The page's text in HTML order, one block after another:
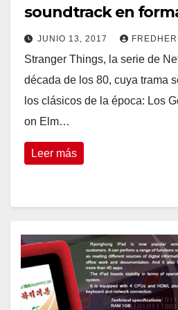
soundtrack en
JUNIO 13, 2017
Stranger Things, la serie de
década de los 80, cuya trama
los clásicos de la época: Los
on Elm…
Leer más